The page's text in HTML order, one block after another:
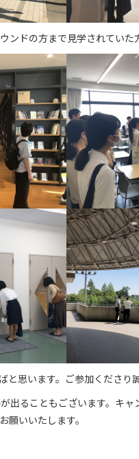
ドの方まで見学されていた
思います。ご参加くださり
出ることもございます。キ
いいたします。